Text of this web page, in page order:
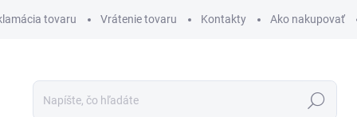
tovaru Vrátenie tovaru Kontakty Ako nakupovať
Hľadať